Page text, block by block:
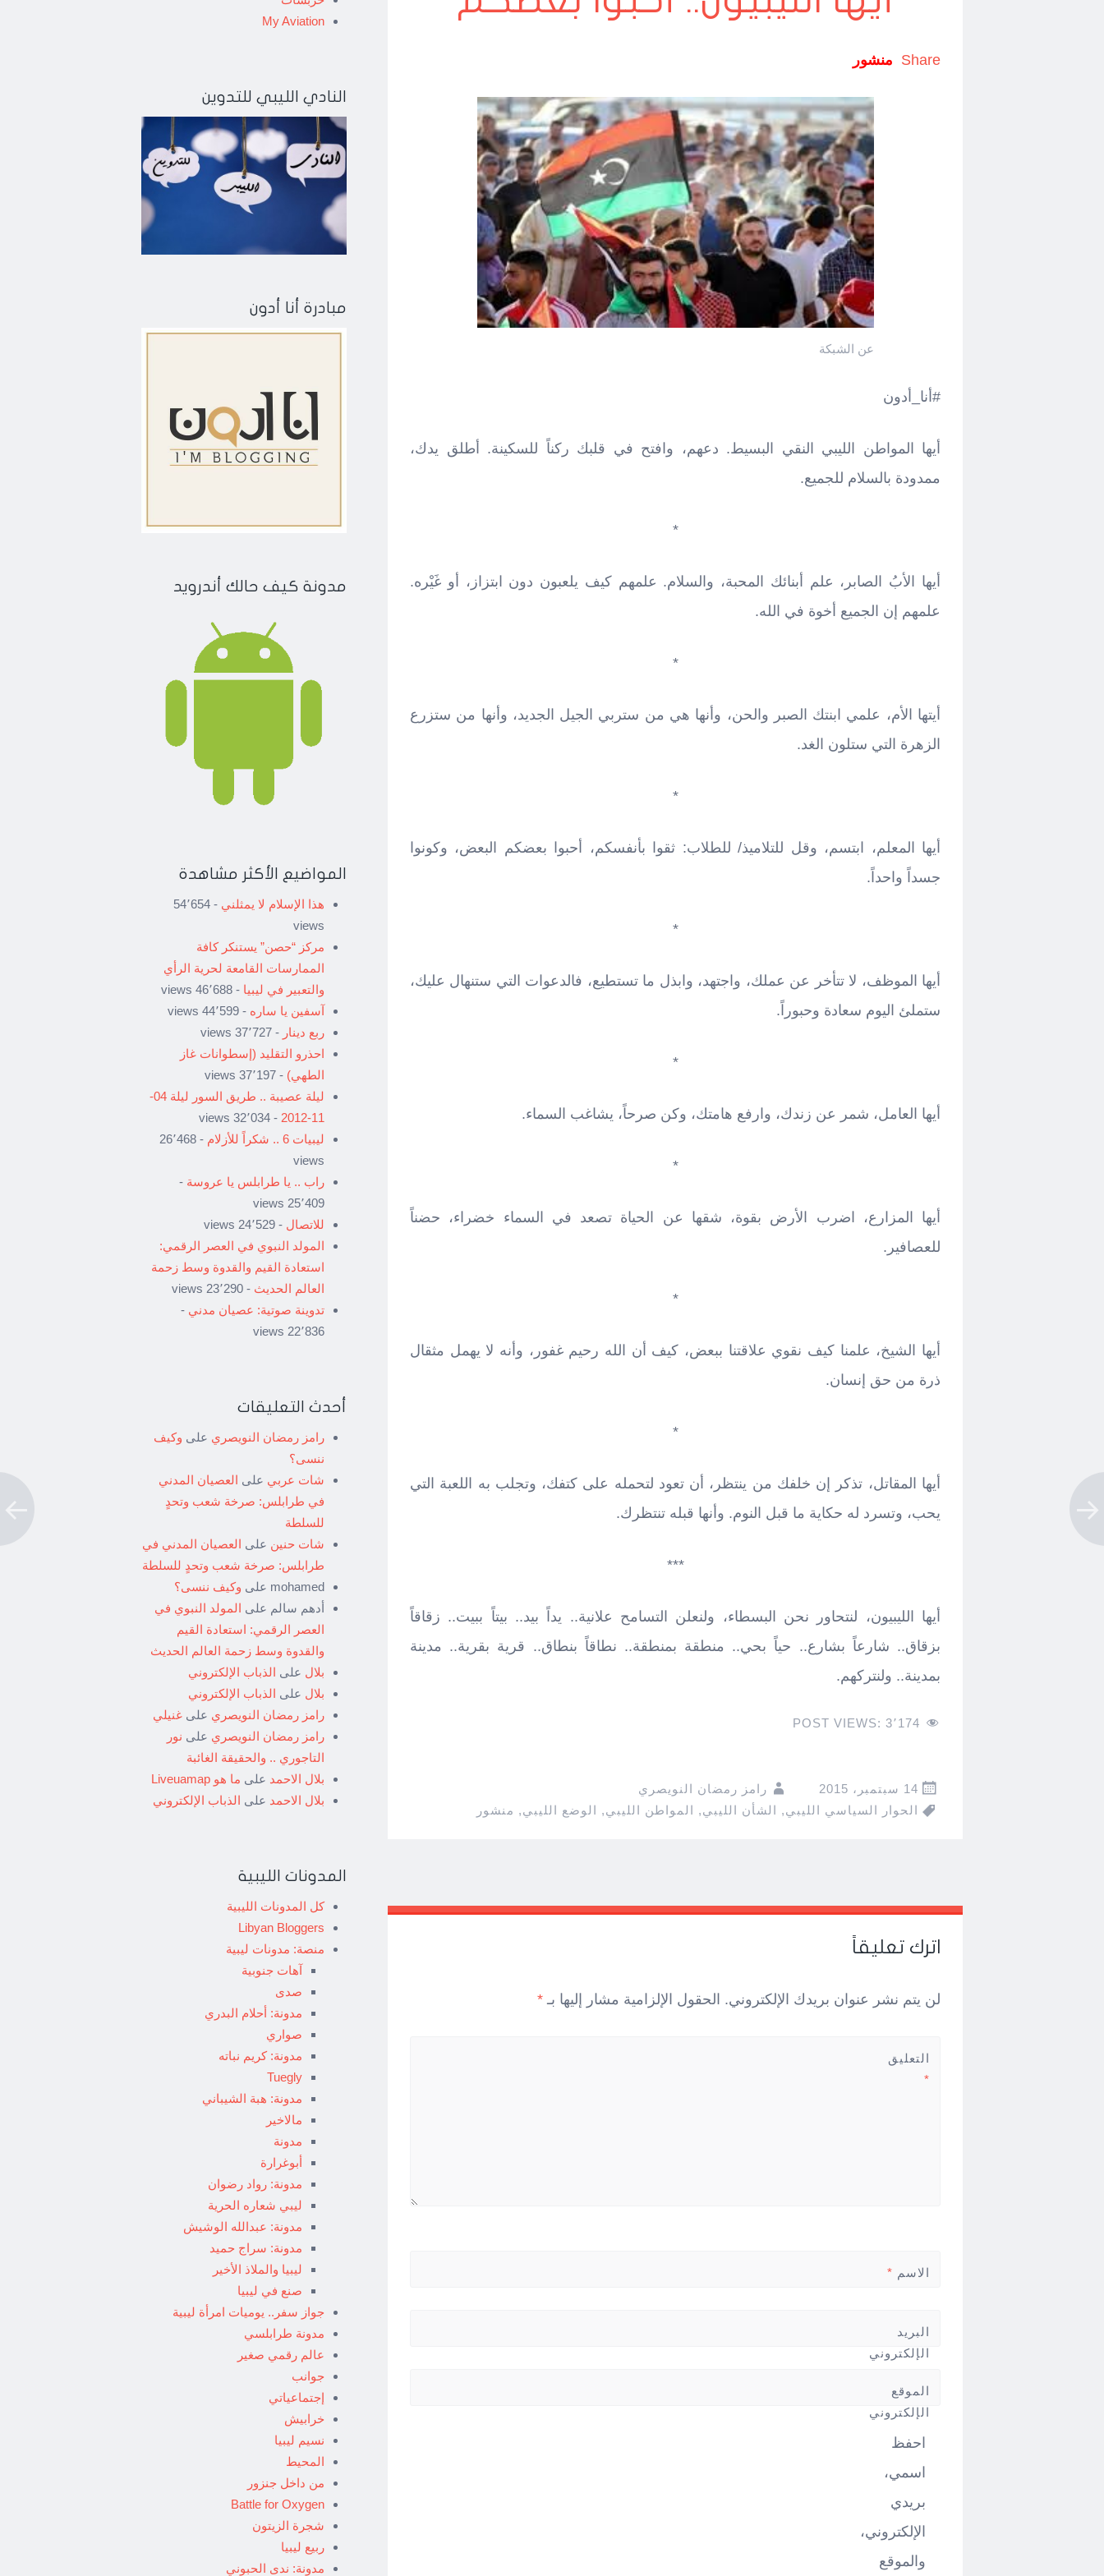
Share منشور
عن الشبكة
#أنا_أدون
أيها المواطن الليبي النقي البسيط. دعهم، وافتح في قلبك ركناً للسكينة. أطلق يدك،
ممدودة بالسلام للجميع.
*
أيها الأبُ الصابر، علم أبنائك المحبة، والسلام. علمهم كيف يلعبون دون ابتزاز، أو غَيْره.
علمهم إن الجميع أخوة في الله.
*
أيتها الأم، علمي ابنتك الصبر والحن، وأنها هي من ستربي الجيل الجديد، وأنها من ستزرع
الزهرة التي ستلون الغد.
*
أيها المعلم، ابتسم، وقل للتلاميذ/ للطلاب: ثقوا بأنفسكم، أحبوا بعضكم البعض، وكونوا
جسداً واحداً.
*
أيها الموظف، لا تتأخر عن عملك، واجتهد، وابذل ما تستطيع، فالدعوات التي ستنهال عليك،
ستملئ اليوم سعادة وحبوراً.
*
أيها العامل، شمر عن زندك، وارفع هامتك، وكن صرحاً، يشاغب السماء.
*
أيها المزارع، اضرب الأرض بقوة، شقها عن الحياة تصعد في السماء خضراء، حضناً
للعصافير.
*
أيها الشيخ، علمنا كيف نقوي علاقتنا ببعض، كيف أن الله رحيم غفور، وأنه لا يهمل مثقال
ذرة من حق إنسان.
*
أيها المقاتل، تذكر إن خلفك من ينتظر، أن تعود لتحمله على كتفك، وتجلب به اللعبة التي
يحب، وتسرد له حكاية ما قبل النوم. وأنها قبله تنتظرك.
***
أيها الليبيون، لنتحاور نحن البسطاء، ولنعلن التسامح علانية.. يداً بيد.. بيتاً ببيت.. زقاقاً
بزقاق.. شارعاً بشارع.. حياً بحي.. منطقة بمنطقة.. نطاقاً بنطاق.. قرية بقرية.. مدينة
بمدينة.. ولنتركهم.
POST VIEWS: 3٬174
14 سبتمبر، 2015
رامز رمضان النويصري
الحوار السياسي الليبي, الشأن الليبي, المواطن الليبي, الوضع الليبي, منشور
Post
navigation ←
→
اترك تعليقاً
لن يتم نشر عنوان بريدك الإلكتروني. الحقول الإلزامية مشار إليها بـ *
التعليق
*
الاسم *
البريد
الإلكتروني
الموقع
الإلكتروني
احفظ
اسمي،
بريدي
الإلكتروني،
والموقع
My Aviation
النادي الليبي للتدوين
مبادرة أنا أدون
مدونة كيف حالك أندرويد
المواضيع الأكثر مشاهدة
هذا الإسلام لا يمثلني
- 54٬654
views
مركز “حصن” يستنكر كافة
الممارسات القامعة لحرية الرأي
والتعبير في ليبيا - 46٬688 views
آسفين يا ساره - 44٬599 views
ربع دينار - 37٬727 views
احذرو التقليد (إسطوانات غاز
الطهي) - 37٬197 views
ليلة عصيبة .. طريق السور ليلة 04-
11-2012
- 32٬034 views
ليبيات 6 .. شكراً للأزلام
- 26٬468
views
راب .. يا طرابلس يا عروسة -
25٬409 views
للاتصال - 24٬529 views
المولد النبوي في العصر الرقمي:
استعادة القيم والقدوة وسط زحمة
العالم الحديث - 23٬290 views
تدوينة صوتية: عصيان مدني -
22٬836 views
أحدث التعليقات
رامز رمضان النويصري على وكيف
ننسى؟
شات عربي على العصيان المدني
في طرابلس: صرخة شعب وتحدٍ
للسلطة
شات حنين على العصيان المدني في
طرابلس: صرخة شعب وتحدٍ للسلطة
mohamed على وكيف ننسى؟
أدهم سالم على المولد النبوي في
العصر الرقمي: استعادة القيم
والقدوة وسط زحمة العالم الحديث
بلال على الذباب الإلكتروني
بلال على الذباب الإلكتروني
رامز رمضان النويصري على غنيلي
رامز رمضان النويصري على نور
التاجوري .. والحقيقة الغائبة
بلال الاحمد على ما هو Liveuamap
بلال الاحمد على الذباب الإلكتروني
المدونات الليبية
كل المدونات الليبية
Libyan Bloggers
منصة: مدونات ليبية
آهات جنوبية
صدى
مدونة: أحلام البدري
صواري
مدونة: كريم نباته
Tuegly
مدونة: هبة الشيباني
مالاخير
مدونة
أبوغرارة
مدونة: رواد رضوان
ليبي شعاره الحرية
مدونة: عبدالله الوشيش
مدونة: سراج حميد
ليبيا والملاذ الأخير
صنع في ليبيا
جواز سفر.. يوميات امرأة ليبية
مدونة طرابلسي
عالم رقمي صغير
جوانب
إجتماعياتي
خرابيش
نسيم ليبيا
المحيط
من داخل جنزور
Battle for Oxygen
شجرة الزيتون
ربيع ليبيا
مدونة: ندى الحبوني